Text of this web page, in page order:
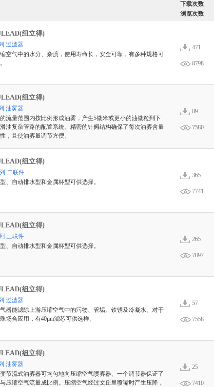
下载次数
浏览次数
纽立得)
过滤器
空气中的水分、杂质，使用寿命长，安全可靠，有多种规格可
471
8798
纽立得)
油雾器
流量范围内按比例形成油雾，产生5微米或更小的油微粒到下
油复杂管路的配置系统。精密的针阀结构确保了每次油雾含量
，且使油雾量调节方便。
89
7580
纽立得)
二联件
、自动排水型和金属杯型可供选择。
365
7741
纽立得)
三联件
、自动排水型和金属杯型可供选择。
265
7897
纽立得)
过滤器
器能滤除上游压缩空气中的污物、管垢、铁锈及冷凝水。对于
场合应用，有40μm滤芯可供选样。
57
7558
纽立得)
油雾器
节流式油雾器可均匀地向压缩空气喷雾器。一个调节器保证了
压缩空气流量成比例。压缩空气经过文丘里喷嘴时产生压降，
25
7410